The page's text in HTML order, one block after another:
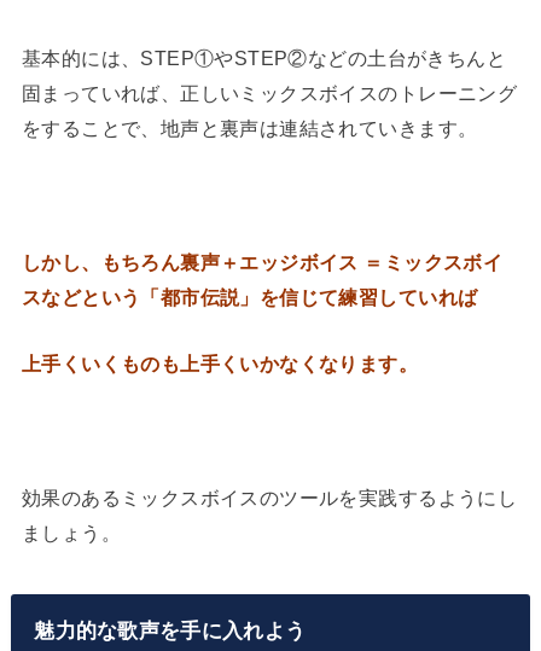
基本的には、STEP①やSTEP②などの土台がきちんと
固まっていれば、正しいミックスボイスのトレーニング
をすることで、地声と裏声は連結されていきます。
しかし、もちろん裏声＋エッジボイス ＝ミックスボイ
スなどという「都市伝説」を信じて練習していれば
上手くいくものも上手くいかなくなります。
効果のあるミックスボイスのツールを実践するようにし
ましょう。
魅力的な歌声を手に入れよう